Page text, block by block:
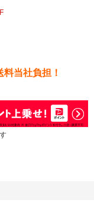
料当社負担！